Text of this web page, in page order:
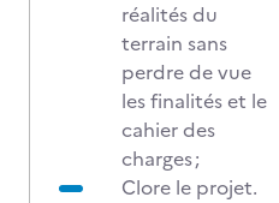
réalités du
terrain sans
perdre de vue
les finalités et le
cahier des
charges ;
Clore le projet.